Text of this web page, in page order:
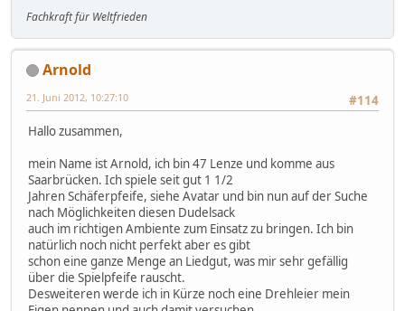
Fachkraft für Weltfrieden
Arnold
#114
21. Juni 2012, 10:27:10
Hallo zusammen,
mein Name ist Arnold, ich bin 47 Lenze und komme aus
Saarbrücken. Ich spiele seit gut 1 1/2
Jahren Schäferpfeife, siehe Avatar und bin nun auf der Suche
nach Möglichkeiten diesen Dudelsack
auch im richtigen Ambiente zum Einsatz zu bringen. Ich bin
natürlich noch nicht perfekt aber es gibt
schon eine ganze Menge an Liedgut, was mir sehr gefällig
über die Spielpfeife rauscht.
Desweiteren werde ich in Kürze noch eine Drehleier mein